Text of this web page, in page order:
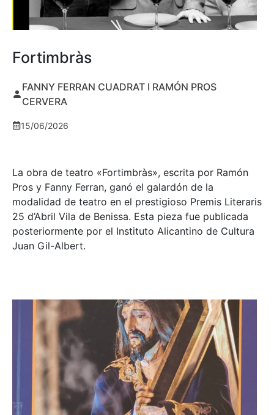
Fortimbràs
FANNY FERRAN CUADRAT I RAMÓN PROS
CERVERA
15/06/2026
La obra de teatro «Fortimbràs», escrita por Ramón
Pros y Fanny Ferran, ganó el galardón de la
modalidad de teatro en el prestigioso Premis Literaris
25 d’Abril Vila de Benissa. Esta pieza fue publicada
posteriormente por el Instituto Alicantino de Cultura
Juan Gil-Albert.